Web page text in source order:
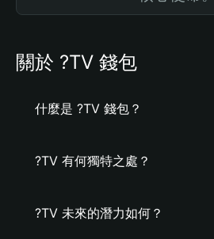
關於 ?TV 錢包
什麼是 ?TV 錢包？
?TV 有何獨特之處？
?TV 未來的潛力如何？